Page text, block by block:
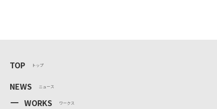
TOP トップ
NEWS ニュース
WORKS ワークス